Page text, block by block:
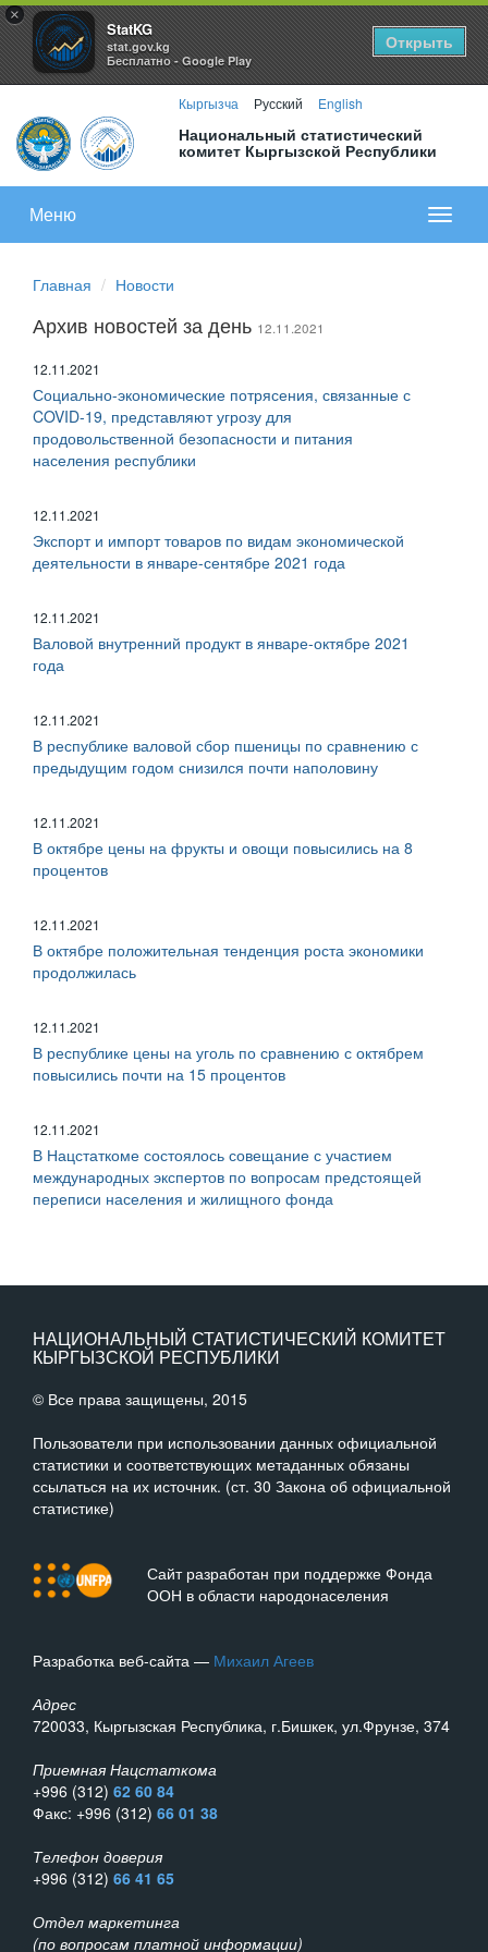
×
StatKG
stat.gov.kg
Бесплатно - Google Play
Открыть
Кыргызча Русский English
Национальный статистический
комитет Кыргызской Республики
меню
Меню
Главная Новости
Архив новостей за день 12.11.2021
12.11.2021
Социально-экономические потрясения, связанные с
COVID-19, представляют угрозу для
продовольственной безопасности и питания
населения республики
12.11.2021
Экспорт и импорт товаров по видам экономической
деятельности в январе-сентябре 2021 года
12.11.2021
Валовой внутренний продукт в январе-октябре 2021
года
12.11.2021
В республике валовой сбор пшеницы по сравнению с
предыдущим годом снизился почти наполовину
12.11.2021
В октябре цены на фрукты и овощи повысились на 8
процентов
12.11.2021
В октябре положительная тенденция роста экономики
продолжилась
12.11.2021
В республике цены на уголь по сравнению с октябрем
повысились почти на 15 процентов
12.11.2021
В Нацстаткоме состоялось совещание с участием
международных экспертов по вопросам предстоящей
переписи населения и жилищного фонда
НАЦИОНАЛЬНЫЙ СТАТИСТИЧЕСКИЙ КОМИТЕТ
КЫРГЫЗСКОЙ РЕСПУБЛИКИ
© Все права защищены, 2015
Пользователи при использовании данных официальной
статистики и соответствующих метаданных обязаны
ссылаться на их источник. (ст. 30 Закона об официальной
статистике)
Сайт разработан при поддержке Фонда
ООН в области народонаселения
Разработка веб-сайта — Михаил Агеев
Адрес
720033, Кыргызская Республика, г.Бишкек, ул.Фрунзе, 374
Приемная Нацстаткома
+996 (312) 62 60 84
Факс: +996 (312) 66 01 38
Телефон доверия
+996 (312) 66 41 65
Отдел маркетинга
(по вопросам платной информации)